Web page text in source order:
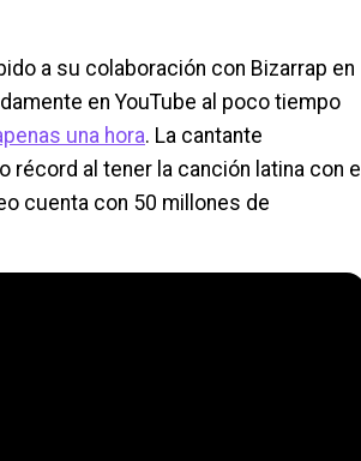
a su colaboración con Bizarrap en
en YouTube al poco tiempo
una hora. La cantante
al tener la canción latina con el
cuenta con 50 millones de